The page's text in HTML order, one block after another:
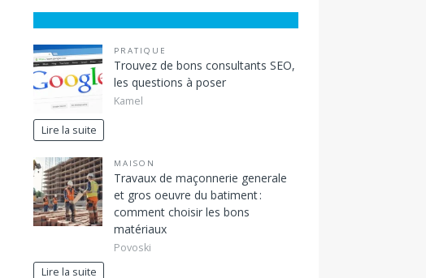
PRATIQUE
Trouvez de bons consultants SEO,
les questions à poser
Kamel
Lire la suite
MAISON
Travaux de maçonnerie generale
et gros oeuvre du batiment :
comment choisir les bons
matériaux
Povoski
Lire la suite